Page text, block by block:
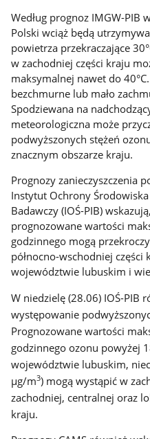
Według prognoz IMGW-PIB
Polski wciąż będą
powietrza przekraczające
w zachodniej części kraju
maksymalnej nawet do
bezchmurne lub mało
Spodziewana na
meteorologiczna może
podwyższonych stężeń
znacznym obszarze kraju.
Prognozy zanieczyszczenia
Instytut Ochrony
Badawczy (IOŚ-PIB)
prognozowane wartości
godzinnego mogą
północno-wschodniej
województwie lubuskim i
W niedzielę (28.06) IOŚ-PIB
występowanie
Prognozowane wartości
godzinnego ozonu powyżej
województwie lubuskim,
µg/m3) mogą wystąpić w
zachodniej, centralnej oraz
kraju.